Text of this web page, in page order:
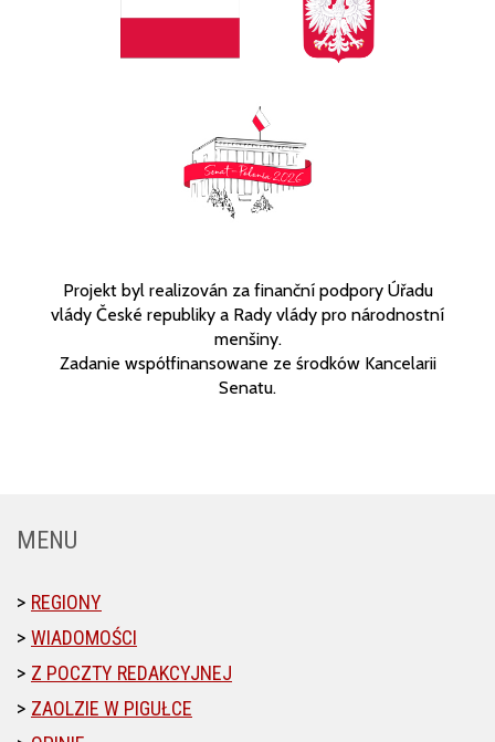
Projekt byl realizován za finanční podpory Úřadu
vlády České republiky a Rady vlády pro národnostní
menšiny.
Zadanie współfinansowane ze środków Kancelarii
Senatu.
MENU
REGIONY
WIADOMOŚCI
Z POCZTY REDAKCYJNEJ
ZAOLZIE W PIGUŁCE